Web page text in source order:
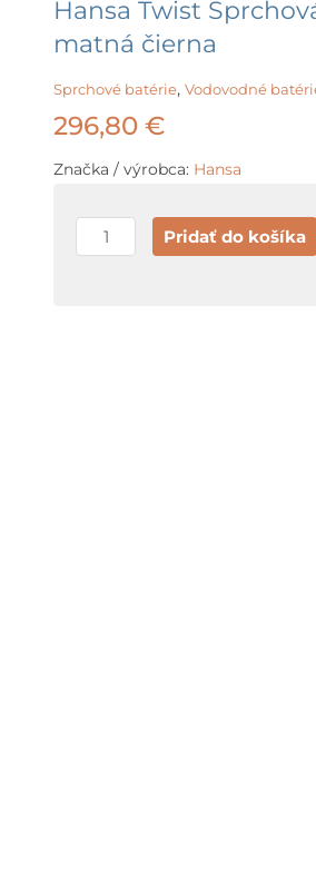
Hansa Twist
matná čierna
Sprchové batérie, Vodovodné
296,80 €
Značka / výrobca: Hansa
množstvo
Hansa
Pridať do košíka